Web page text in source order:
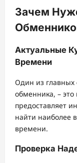
Зачем
Актуальные
Времени
Один из
обменника, –
предоставляет
найти наиболее
времени.
Проверка